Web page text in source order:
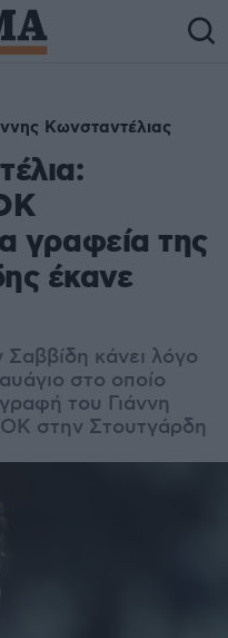
Κωνσταντέλιας
γραφεία της
έκανε
Σαββίδη κάνει λόγο
στο οποίο
του Γιάννη
στην Στουτγάρδη